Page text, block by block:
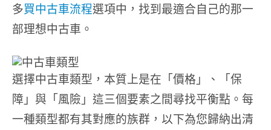
多買中古車流程選項中，找到最適合自己的那一
部理想中古車。
選擇中古車類型，本質上是在「價格」、「保
障」與「風險」這三個要素之間尋找平衡點。每
一種類型都有其對應的族群，以下為您歸納出清